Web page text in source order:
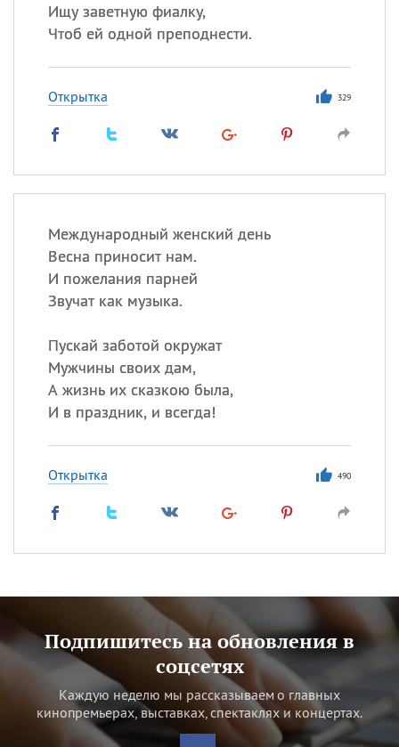
Ищу заветную фиалку,
Чтоб ей одной преподнести.
Открытка 329
Международный женский день
Весна приносит нам.
И пожелания парней
Звучат как музыка.
Пускай заботой окружат
Мужчины своих дам,
А жизнь их сказкою была,
И в праздник, и всегда!
Открытка 490
Подпишитесь на обновления в
соцсетях
Каждую неделю мы рассказываем о главных
кинопремьерах, выставках, спектаклях и концертах.